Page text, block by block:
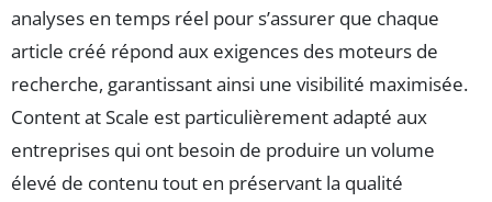
analyses en temps réel pour s’assurer que chaque
article créé répond aux exigences des moteurs de
recherche, garantissant ainsi une visibilité maximisée.
Content at Scale est particulièrement adapté aux
entreprises qui ont besoin de produire un volume
élevé de contenu tout en préservant la qualité